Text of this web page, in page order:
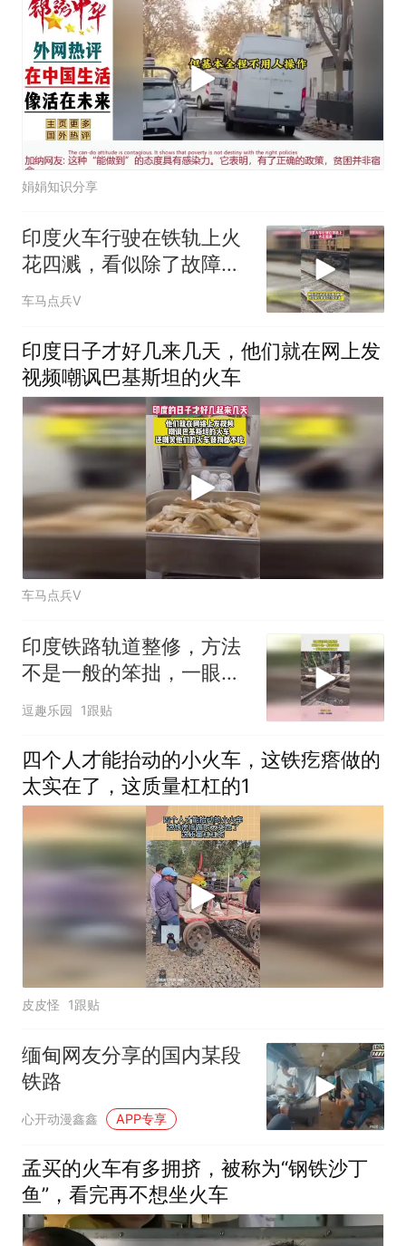
娟娟知识分享
印度火车行驶在铁轨上火
花四溅，看似除了故障实
际却是打磨铁轨
车马点兵V
印度日子才好几来几天，他们就在网上发
视频嘲讽巴基斯坦的火车
车马点兵V
印度铁路轨道整修，方法
不是一般的笨拙，一眼看
出国家实力
逗趣乐园 1跟贴
四个人才能抬动的小火车，这铁疙瘩做的
太实在了，这质量杠杠的1
皮皮怪 1跟贴
缅甸网友分享的国内某段
铁路
心开动漫鑫鑫 APP专享
孟买的火车有多拥挤，被称为“钢铁沙丁
鱼”，看完再不想坐火车